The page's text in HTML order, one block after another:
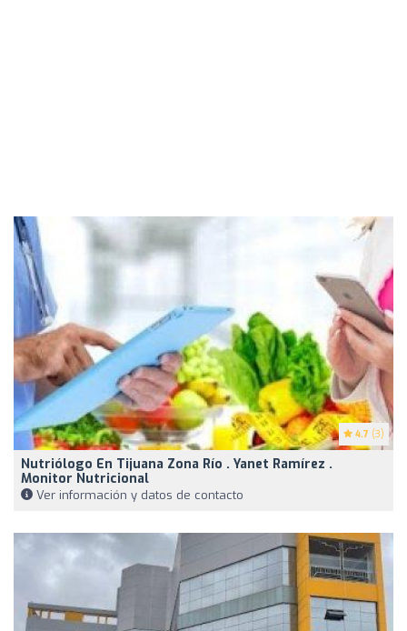
4.7 (3)
Nutriólogo En Tijuana Zona Río . Yanet Ramírez .
Monitor Nutricional
Ver información y datos de contacto